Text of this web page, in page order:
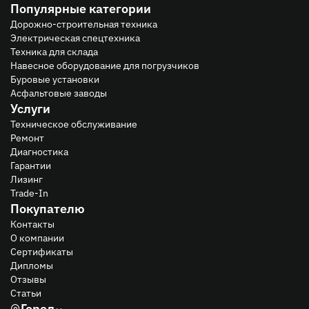
Популярные категории
Дорожно-строительная техника
Электрическая спецтехника
Техника для склада
Навесное оборудование для погрузчиков
Буровые установки
Асфальтовые заводы
Услуги
Техническое обслуживание
Ремонт
Диагностика
Гарантии
Лизинг
Trade-In
Покупателю
Контакты
О компании
Сертификаты
Дипломы
Отзывы
Статьи